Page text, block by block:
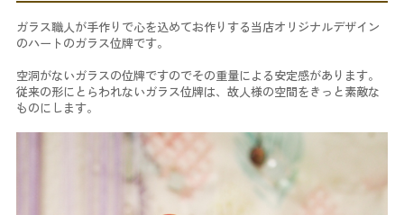
ガラス職人が手作りで心を込めてお作りする当店オリジナルデザイン
のハートのガラス位牌です。
空洞がないガラスの位牌ですのでその重量による安定感があります。
従来の形にとらわれないガラス位牌は、故人様の空間をきっと素敵な
ものにします。